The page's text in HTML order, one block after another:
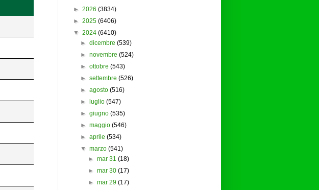
► 2026 (3834)
► 2025 (6406)
▼ 2024 (6410)
►dicembre (539)
►novembre (524)
►ottobre (543)
►settembre (526)
►agosto (516)
►
luglio (547)
►giugno (535)
►maggio (546)
►aprile (534)
▼ marzo (541)
► mar 31 (18)
► mar 30 (17)
► mar 29 (17)